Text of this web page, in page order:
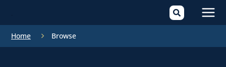
Home Browse